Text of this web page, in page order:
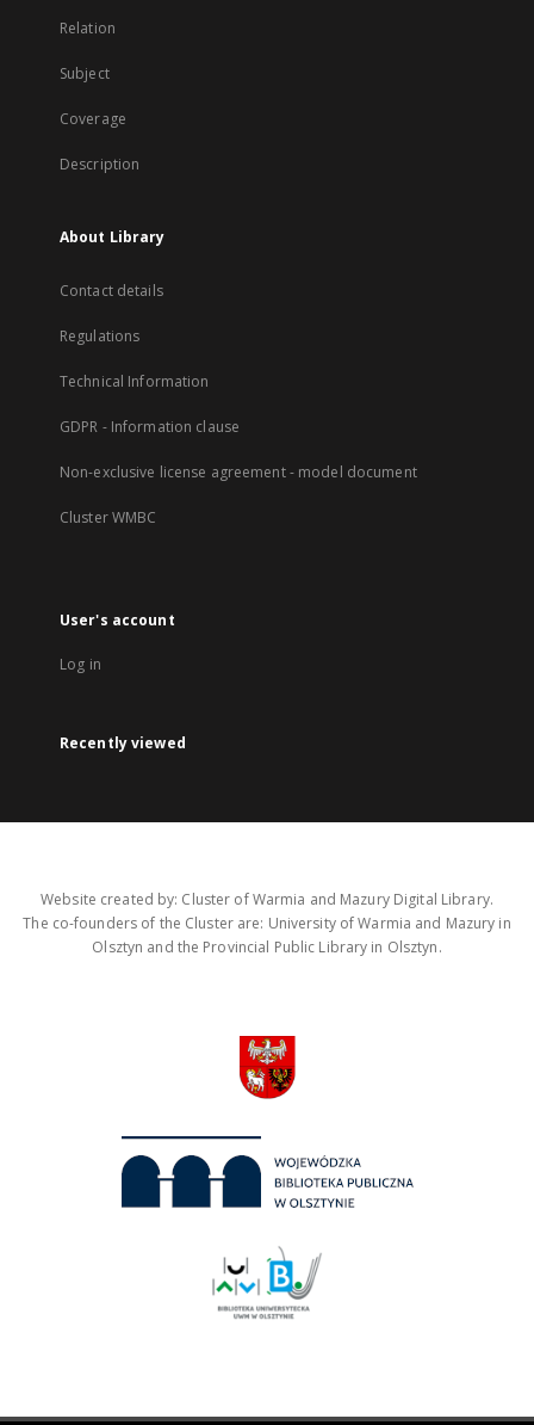
Relation
Subject
Coverage
Description
About Library
Contact details
Regulations
Technical Information
GDPR - Information clause
Non-exclusive license agreement - model document
Cluster WMBC
User's account
Log in
Recently viewed
Website created by: Cluster of Warmia and Mazury Digital Library.
The co-founders of the Cluster are: University of Warmia and Mazury in
Olsztyn and the Provincial Public Library in Olsztyn.